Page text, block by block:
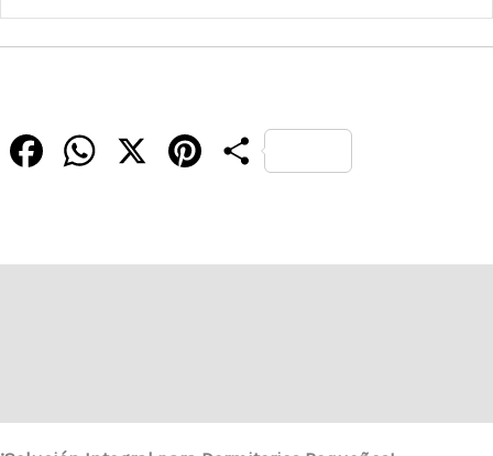
FacebookWhatsApp PinterestCompartir